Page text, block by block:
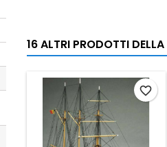
16 ALTRI PRODOTTI
favorite_border